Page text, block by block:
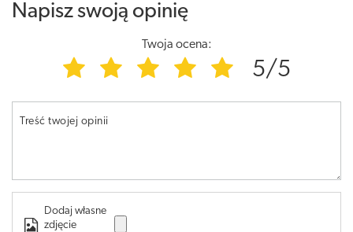
Napisz swoją opinię
Twoja ocena:
5/5
Treść twojej opinii
Dodaj własne
zdjęcie